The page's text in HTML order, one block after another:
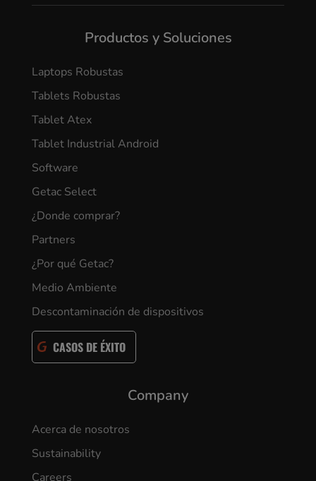
Productos y Soluciones
Laptops Robustas
Tablets Robustas
Tablet Atex
Tablet Industrial Android
Software
Getac Select
¿Donde comprar?
Partners
¿Por qué Getac?
Medio Ambiente
Descontaminación de dispositivos
CASOS DE ÉXITO
Company
Acerca de nosotros
Sustainability
Careers